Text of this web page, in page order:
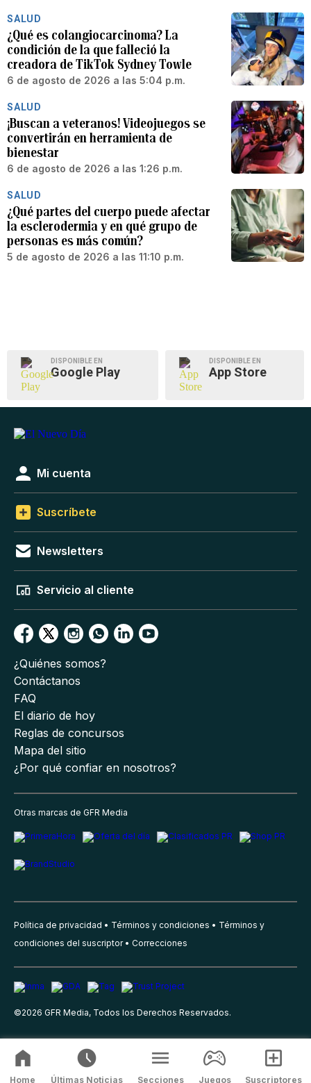
SALUD
¿Qué es colangiocarcinoma? La
condición de la que falleció la
creadora de TikTok Sydney Towle
6 de agosto de 2026 a las 5:04 p.m.
SALUD
¡Buscan a veteranos! Videojuegos se
convertirán en herramienta de
bienestar
6 de agosto de 2026 a las 1:26 p.m.
SALUD
¿Qué partes del cuerpo puede afectar
la esclerodermia y en qué grupo de
personas es más común?
5 de agosto de 2026 a las 11:10 p.m.
DISPONIBLE EN
Google Play
DISPONIBLE EN
App Store
Mi cuenta
Suscríbete
Newsletters
Servicio al cliente
¿Quiénes somos?
Contáctanos
FAQ
El diario de hoy
Reglas de concursos
Mapa del sitio
¿Por qué confiar en nosotros?
Otras marcas de GFR Media
Política de privacidad Términos y condiciones
Términos y
condiciones del suscriptor
Correcciones
©2026 GFR Media, Todos los Derechos Reservados.
Home Últimas Noticias Secciones Juegos Suscriptores